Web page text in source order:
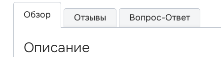
Обзор Отзывы Вопрос-Ответ
Описание